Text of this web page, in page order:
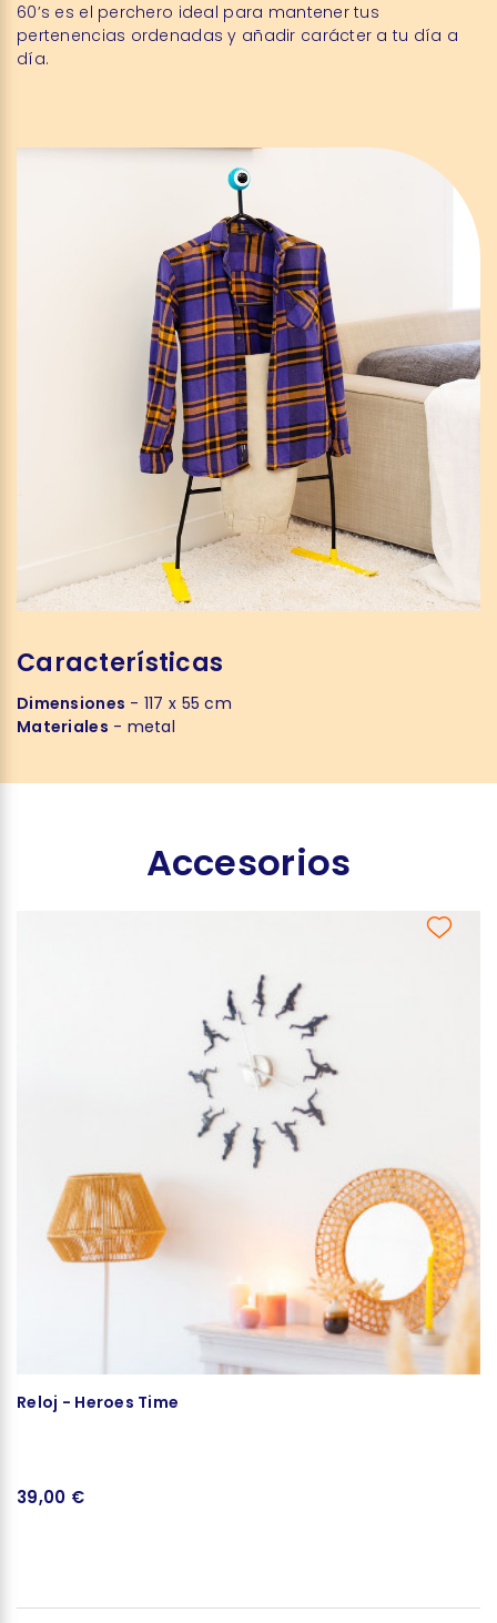
60’s es el perchero ideal para mantener tus
pertenencias ordenadas y añadir carácter a tu día a
día.
Características
Dimensiones - 117 x 55 cm
Materiales - metal
Accesorios
Reloj - Heroes Time
39,00 €